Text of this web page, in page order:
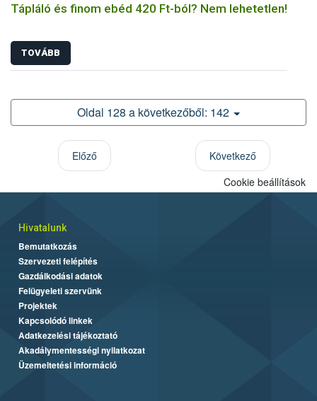
Tápláló és finom ebéd 420 Ft-ból? Nem lehetetlen!
TOVÁBB
Oldal 128 a következőből: 142
Előző
Következő
Cookie beállítások
Hivatalunk
Bemutatkozás
Szervezeti felépítés
Gazdálkodási adatok
Felügyeleti szervünk
Projektek
Kapcsolódó linkek
Adatkezelési tájékoztató
Akadálymentességi nyilatkozat
Üzemeltetési információ